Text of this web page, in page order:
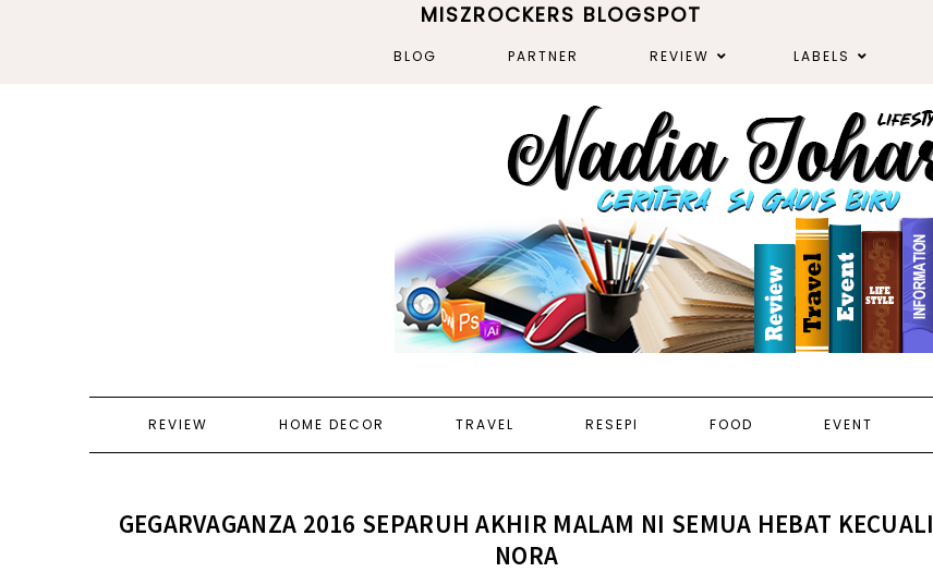
MISZROCKERS BLOGSPOT
BLOG PARTNER REVIEW LABELS
REVIEW HOME DECOR TRAVEL RESEPI FOOD EVENT
GEGARVAGANZA 2016 SEPARUH AKHIR MALAM NI SEMUA HEBAT KECUALI
NORA